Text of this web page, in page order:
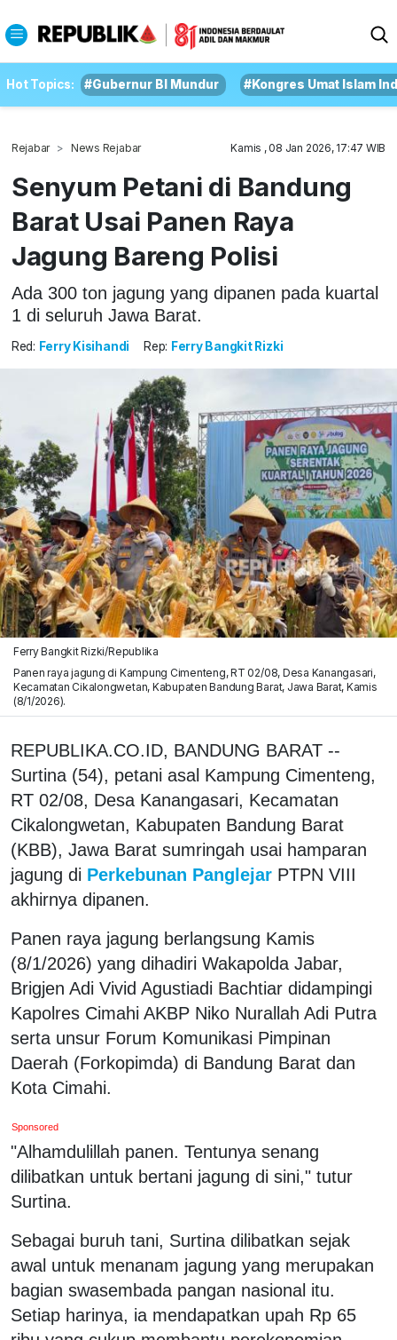
Hot Topics: #Gubernur BI Mundur #Kongres Umat Islam
Rejabar News Rejabar Kamis , 08 Jan 2026, 17:47 WIB
Senyum Petani di Bandung
Barat Usai Panen Raya
Jagung Bareng Polisi
Ada 300 ton jagung yang dipanen pada kuartal
1 di seluruh Jawa Barat.
Red: Ferry Kisihandi Rep: Ferry Bangkit Rizki
Ferry Bangkit Rizki/Republika
Panen raya jagung di Kampung Cimenteng, RT 02/08, Desa Kanangasari,
Kecamatan Cikalongwetan, Kabupaten Bandung Barat, Jawa Barat, Kamis
(8/1/2026).
REPUBLIKA.CO.ID, BANDUNG BARAT --
Surtina (54), petani asal Kampung Cimenteng,
RT 02/08, Desa Kanangasari, Kecamatan
Cikalongwetan, Kabupaten Bandung Barat
(KBB), Jawa Barat sumringah usai hamparan
jagung di Perkebunan Panglejar PTPN VIII
akhirnya dipanen.
Panen raya jagung berlangsung Kamis
(8/1/2026) yang dihadiri Wakapolda Jabar,
Brigjen Adi Vivid Agustiadi Bachtiar didampingi
Kapolres Cimahi AKBP Niko Nurallah Adi Putra
serta unsur Forum Komunikasi Pimpinan
Daerah (Forkopimda) di Bandung Barat dan
Kota Cimahi.
Sponsored
"Alhamdulillah panen. Tentunya senang
dilibatkan untuk bertani jagung di sini," tutur
Surtina.
Sebagai buruh tani, Surtina dilibatkan sejak
awal untuk menanam jagung yang merupakan
bagian swasembada pangan nasional itu.
Setiap harinya, ia mendapatkan upah Rp 65